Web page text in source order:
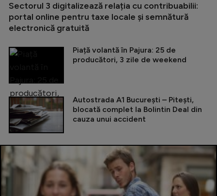
Sectorul 3 digitalizează relația cu contribuabilii:
portal online pentru taxe locale și semnătură
electronică gratuită
Piață volantă în Pajura: 25 de
producători, 3 zile de weekend
Autostrada A1 București – Pitești,
blocată complet la Bolintin Deal din
cauza unui accident